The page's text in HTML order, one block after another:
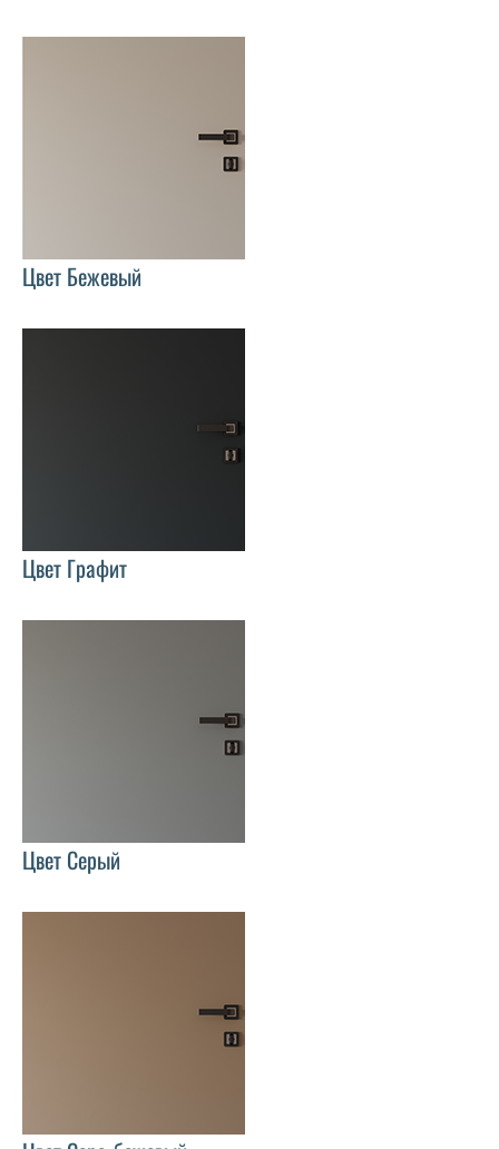
Цвет Бежевый
Цвет Графит
Цвет Серый